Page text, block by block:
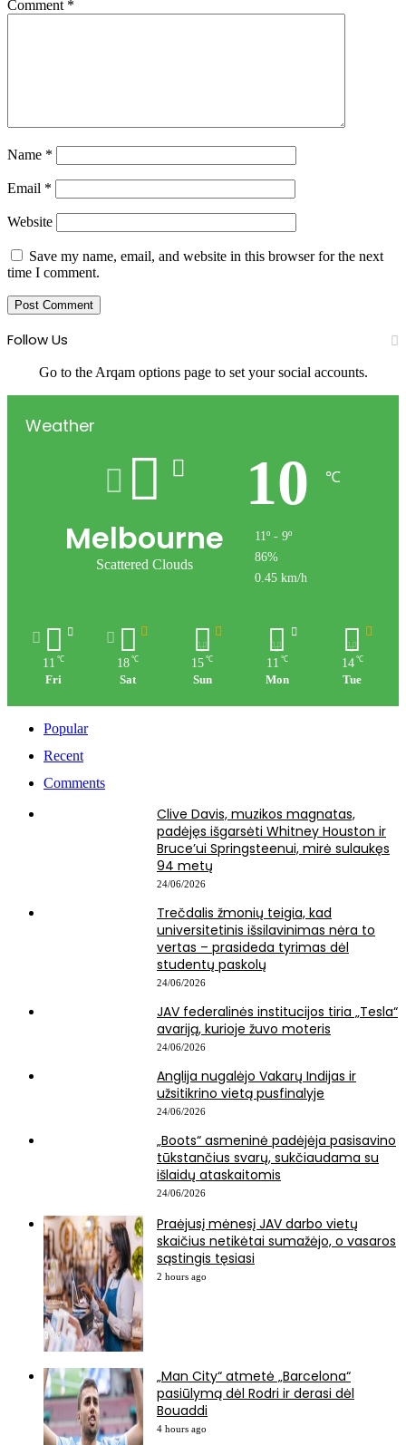
Comment *
Name *
Email *
Website
Save my name, email, and website in this browser for the next
time I comment.
Follow Us
Go to the Arqam options page to set your social accounts.
Weather
Melbourne
Scattered Clouds
10 ℃
11º - 9º
86%
0.45 km/h
11 ℃
Fri
18 ℃
Sat
15 ℃
Sun
11 ℃
Mon
14 ℃
Tue
Popular
Recent
Comments
Clive Davis, muzikos magnatas,
padėjęs išgarsėti Whitney Houston ir
Bruce’ui Springsteenui, mirė sulaukęs
94 metų
24/06/2026
Trečdalis žmonių teigia, kad
universitetinis išsilavinimas nėra to
vertas – prasideda tyrimas dėl
studentų paskolų
24/06/2026
JAV federalinės institucijos tiria „Tesla“
avariją, kurioje žuvo moteris
24/06/2026
Anglija nugalėjo Vakarų Indijas ir
užsitikrino vietą pusfinalyje
24/06/2026
„Boots“ asmeninė padėjėja pasisavino
tūkstančius svarų, sukčiaudama su
išlaidų ataskaitomis
24/06/2026
Praėjusį mėnesį JAV darbo vietų
skaičius netikėtai sumažėjo, o vasaros
sąstingis tęsiasi
2 hours ago
„Man City“ atmetė „Barcelona“
pasiūlymą dėl Rodri ir derasi dėl
Bouaddi
4 hours ago